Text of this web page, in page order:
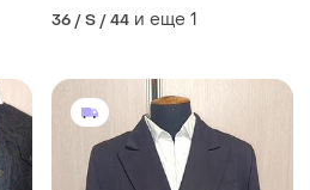
36 / S / 44 и еще 1